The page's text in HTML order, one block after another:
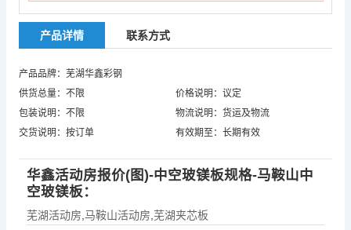
产品详情 联系方式
产品品牌：芜湖华鑫彩钢
供货总量：不限
价格说明：议定
包装说明：不限
物流说明：货运及物流
交货说明：按订单
有效期至：长期有效
华鑫活动房报价(图)-中空玻镁板规格-马鞍山中
空玻镁板：
芜湖活动房 马鞍山活动房 芜湖夹芯板